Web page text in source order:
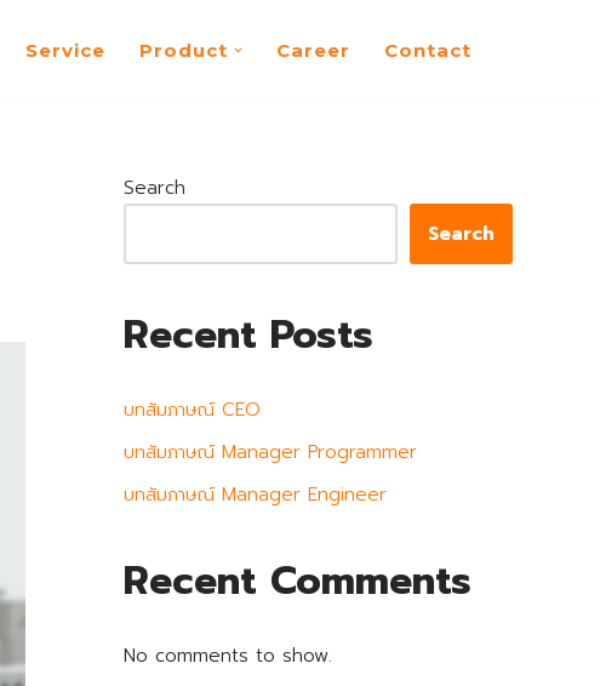
Service Product Career Contact
Search
Search
Recent Posts
บทสัมภาษณ์ CEO
บทสัมภาษณ์ Manager Programmer
บทสัมภาษณ์ Manager Engineer
Recent Comments
No comments to show.